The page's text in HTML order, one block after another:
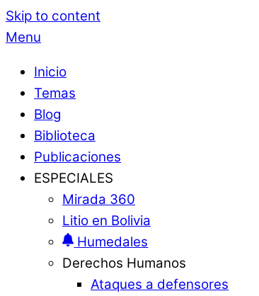
Skip to content
Menu
Inicio
Temas
Blog
Biblioteca
Publicaciones
ESPECIALES
Mirada 360
Litio en Bolivia
Humedales
Derechos Humanos
Ataques a defensores